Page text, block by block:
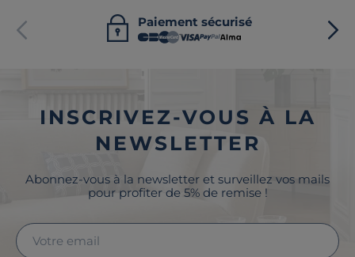
Paiement sécurisé
INSCRIVEZ-VOUS À LA
NEWSLETTER
Abonnez-vous à la newsletter et surveillez vos mails
pour profiter de 5% de remise !